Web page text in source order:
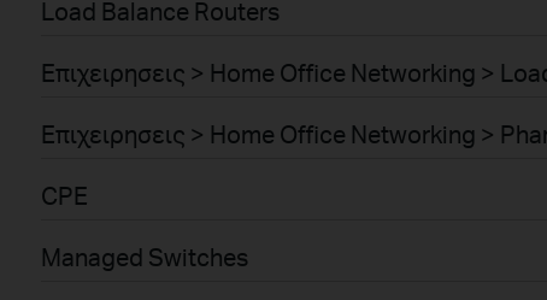
Load Balance Routers
Επιχειρησεις > Home Office Networking >
Επιχειρησεις > Home Office Networking >
CPE
Managed Switches